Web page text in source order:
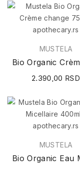
MUSTELA
2.390,00 RSD
MUSTELA